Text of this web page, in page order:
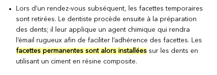
Lors d’un rendez-vous subséquent, les facettes temporaires
sont retirées. Le dentiste procède ensuite à la préparation
des dents; il leur applique un agent chimique qui rendra
l’émail rugueux afin de faciliter l’adhérence des facettes. Les
facettes permanentes sont alors installées sur les dents en
utilisant un ciment en résine composite.